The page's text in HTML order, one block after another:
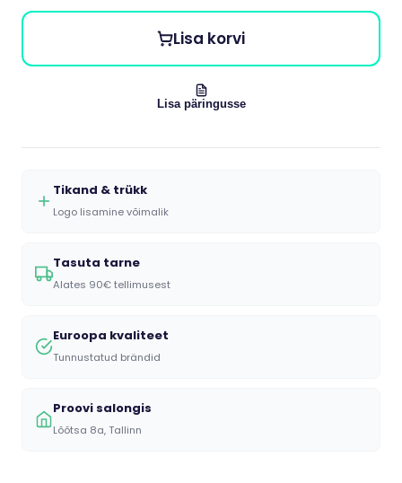
Lisa korvi
Lisa päringusse
Tikand & trükk
Logo lisamine võimalik
Tasuta tarne
Alates 90€ tellimusest
Euroopa kvaliteet
Tunnustatud brändid
Proovi salongis
Lõõtsa 8a, Tallinn